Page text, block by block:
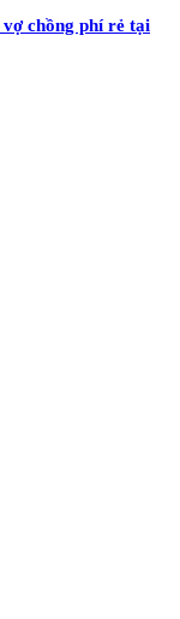
chồng phí rẻ tại